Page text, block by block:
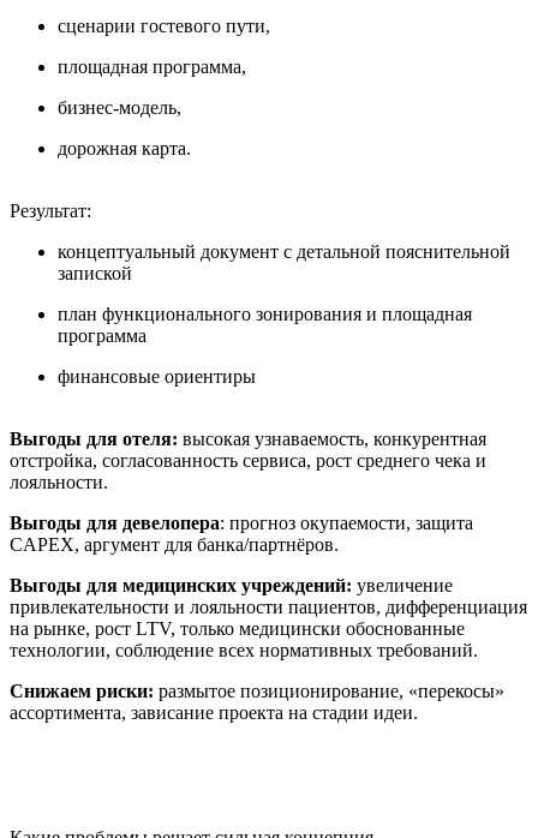
сценарии гостевого пути,
площадная программа,
бизнес-модель,
дорожная карта.
Результат:
концептуальный документ с детальной пояснительной
запиской
план функционального зонирования и площадная
программа
финансовые ориентиры
Выгоды для отеля: высокая узнаваемость, конкурентная
отстройка, согласованность сервиса, рост среднего чека и
лояльности.
Выгоды для девелопера: прогноз окупаемости, защита
CAPEX, аргумент для банка/партнёров.
Выгоды для медицинских учреждений: увеличение
привлекательности и лояльности пациентов, дифференциация
на рынке, рост LTV, только медицински обоснованные
технологии, соблюдение всех нормативных требований.
Снижаем риски: размытое позиционирование, «перекосы»
ассортимента, зависание проекта на стадии идеи.